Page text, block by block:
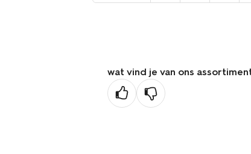
naar
wat vind je van ons